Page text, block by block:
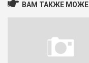
ВАМ ТАКЖЕ